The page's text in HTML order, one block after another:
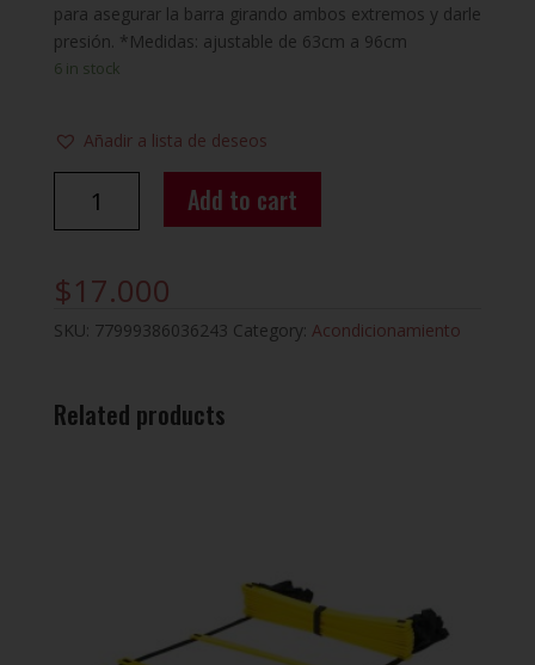
para asegurar la barra girando ambos extremos y darle
presión. *Medidas: ajustable de 63cm a 96cm
6 in stock
Añadir a lista de deseos
MUUK
quantity
Add to cart
$17.000
SKU: 77999386036243 Category: Acondicionamiento
Related products